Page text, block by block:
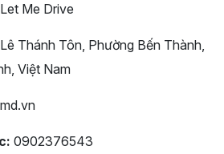
Me Drive
Thánh Tôn, Phường Bến Thành,
Việt Nam
0902376543